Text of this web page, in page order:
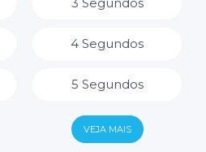
15 Horas
4 Segundos
5 Segundos
6 Segundos
VEJA MAIS